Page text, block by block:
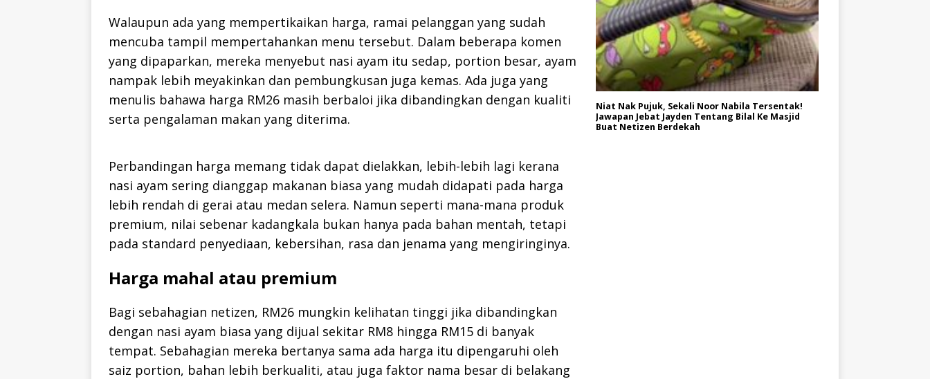
Walaupun ada yang mempertikaikan harga, ramai pelanggan yang sudah
mencuba tampil mempertahankan menu tersebut. Dalam beberapa komen
yang dipaparkan, mereka menyebut nasi ayam itu sedap, portion besar, ayam
nampak lebih meyakinkan dan pembungkusan juga kemas. Ada juga yang
menulis bahawa harga RM26 masih berbaloi jika dibandingkan dengan kualiti
serta pengalaman makan yang diterima.
Perbandingan harga memang tidak dapat dielakkan, lebih-lebih lagi kerana
nasi ayam sering dianggap makanan biasa yang mudah didapati pada harga
lebih rendah di gerai atau medan selera. Namun seperti mana-mana produk
premium, nilai sebenar kadangkala bukan hanya pada bahan mentah, tetapi
pada standard penyediaan, kebersihan, rasa dan jenama yang mengiringinya.
Harga mahal atau premium
Bagi sebahagian netizen, RM26 mungkin kelihatan tinggi jika dibandingkan
dengan nasi ayam biasa yang dijual sekitar RM8 hingga RM15 di banyak
tempat. Sebahagian mereka bertanya sama ada harga itu dipengaruhi oleh
saiz portion, bahan lebih berkualiti, atau juga faktor nama besar di belakang
Niat Nak Pujuk, Sekali Noor Nabila Tersentak!
Jawapan Jebat Jayden Tentang Bilal Ke Masjid
Buat Netizen Berdekah